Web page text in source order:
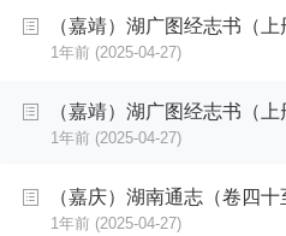
（嘉靖）湖广图经志书（上
1年前 (2025-04-27)
（嘉靖）湖广图经志书（上
1年前 (2025-04-27)
（嘉庆）湖南通志（卷四
1年前 (2025-04-27)